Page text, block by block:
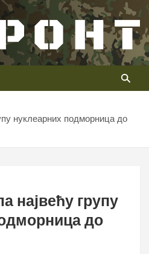
нуклеарних подморница до
највећу групу
до